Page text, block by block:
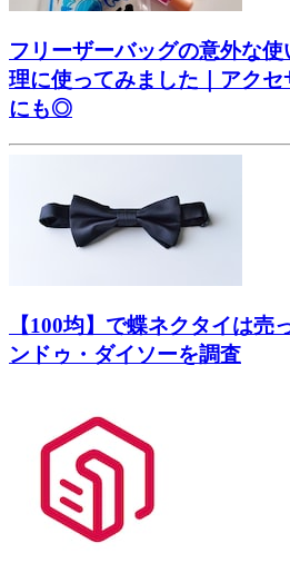
フリーザーバッグの意外な
理に使ってみました｜アク
にも◎
【100均】で蝶ネクタイは売
ンドゥ・ダイソーを調査